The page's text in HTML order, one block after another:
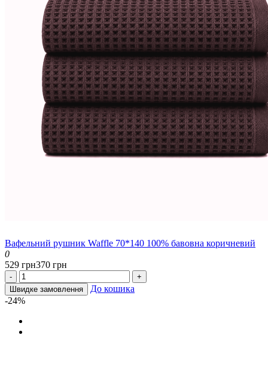
Вафельний рушник Waffle 70*140 100% бавовна коричневий
0
529 грн370 грн
-
+
Швидке замовлення
До кошика
-24%